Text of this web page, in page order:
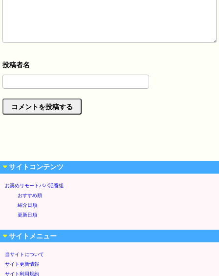
サイトコンテンツ
お奨めリモートパパ活番組
おすすめ順
紹介日順
更新日順
サイトメニュー
当サイトについて
サイト更新情報
サイト利用規約